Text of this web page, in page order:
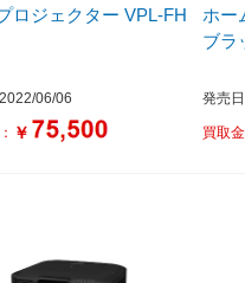
ジェクター VPL-FH
06/06
￥
ホー
ブラ
発売
買取金